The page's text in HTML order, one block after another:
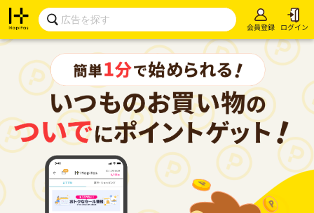
会員登録 ログイン